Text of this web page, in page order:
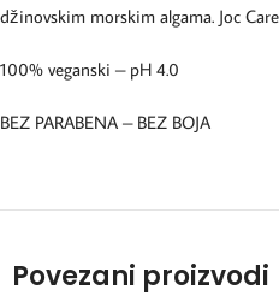
džinovskim morskim algama. Joc
100% veganski – pH 4.0
BEZ PARABENA – BEZ BOJA
Povezani proizvodi